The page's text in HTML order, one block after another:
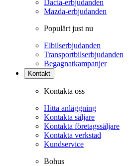
Dacia-erbjudanden
Mazda-erbjudanden
Populärt just nu
Elbilserbjudanden
Transportbilserbjudanden
Begagnatkampanjer
Kontakt
Kontakta oss
Hitta anläggning
Kontakta säljare
Kontakta företagssäljare
Kontakta verkstad
Kundservice
Bohus